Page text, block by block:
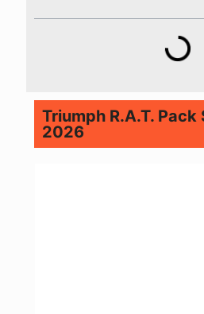
Triumph R.A.T. Pack
2026